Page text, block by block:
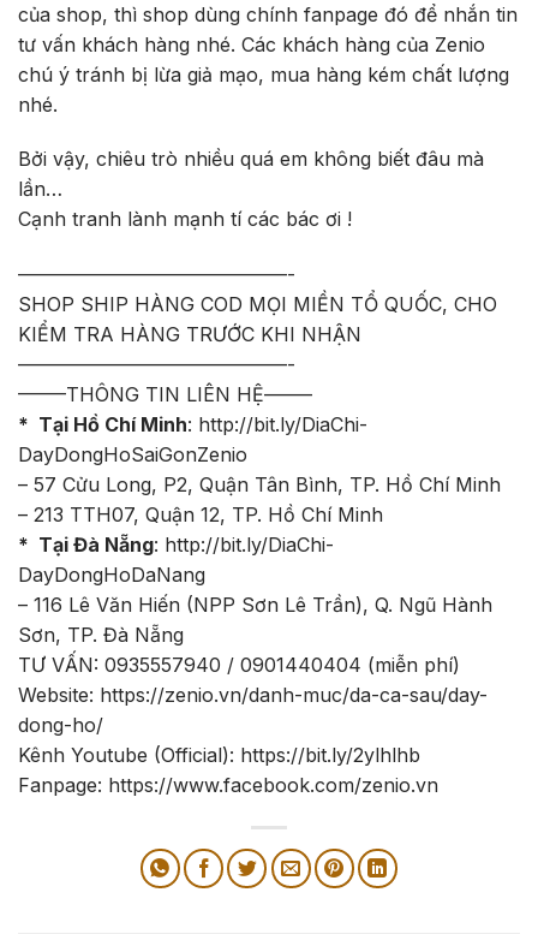
của shop, thì shop dùng chính fanpage đó để nhắn tin
tư vấn khách hàng nhé. Các khách hàng của Zenio
chú ý tránh bị lừa giả mạo, mua hàng kém chất lượng
nhé.
Bởi vậy, chiêu trò nhiều quá em không biết đâu mà
lần…
Cạnh tranh lành mạnh tí các bác ơi !
——————————————-
SHOP SHIP HÀNG COD MỌI MIỀN TỔ QUỐC, CHO
KIỂM TRA HÀNG TRƯỚC KHI NHẬN
——————————————-
——–THÔNG TIN LIÊN HỆ——–
* Tại Hồ Chí Minh: http://bit.ly/DiaChi-
DayDongHoSaiGonZenio
– 57 Cửu Long, P2, Quận Tân Bình, TP. Hồ Chí Minh
– 213 TTH07, Quận 12, TP. Hồ Chí Minh
* Tại Đà Nẵng: http://bit.ly/DiaChi-
DayDongHoDaNang
– 116 Lê Văn Hiến (NPP Sơn Lê Trần), Q. Ngũ Hành
Sơn, TP. Đà Nẵng
TƯ VẤN: 0935557940 / 0901440404 (miễn phí)
Website: https://zenio.vn/danh-muc/da-ca-sau/day-
dong-ho/
Kênh Youtube (Official): https://bit.ly/2ylhlhb
Fanpage: https://www.facebook.com/zenio.vn